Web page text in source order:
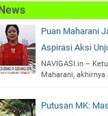
Puan Maharani
Aspirasi Aksi
NAVIGASI.in –
Maharani,
Putusan MK: